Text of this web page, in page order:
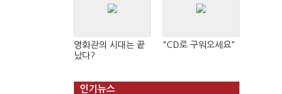
영화관의 시대는 끝
났다?
"CD로 구워오세요"
인기뉴스